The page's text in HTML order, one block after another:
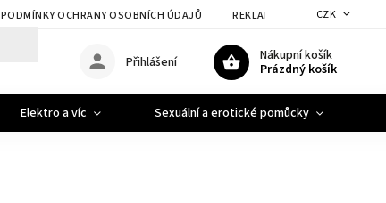
PODMÍNKY OCHRANY OSOBNÍCH ÚDAJŮ REKLAMACE A VRÁCENÍ ZBOŽÍ
CZK
Nákupní košík
Prázdný košík
Přihlášení
Elektro a víc Sexuální a erotické pomůcky